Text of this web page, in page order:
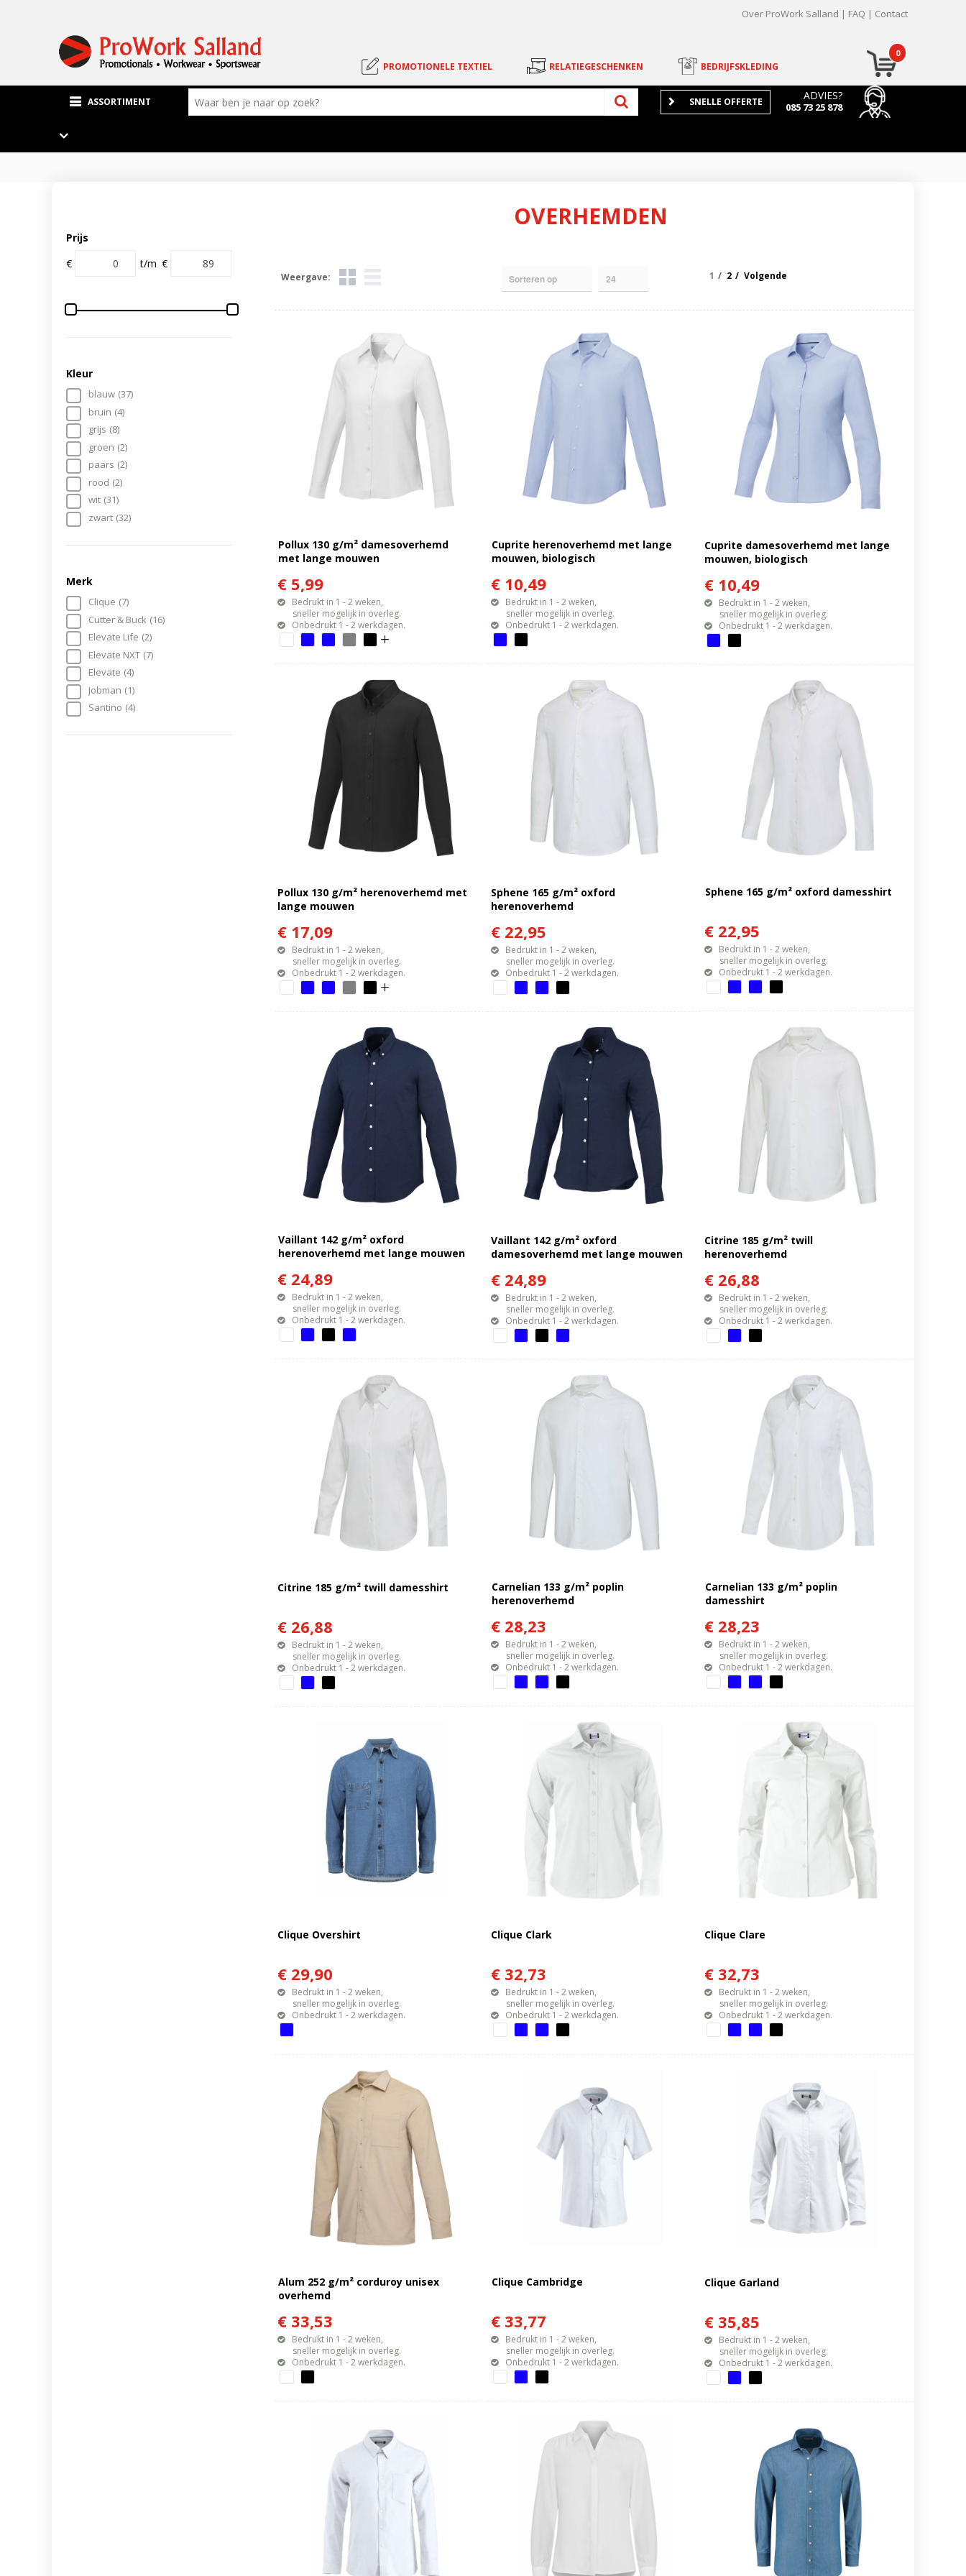
Over ProWork Salland FAQ Contact
0
PROMOTIONELE TEXTIEL RELATIEGESCHENKEN BEDRIJFSKLEDING
ASSORTIMENT ADVIES?
085 73 25 878
SNELLE OFFERTE
Prijs
€
t/m €
Kleur
blauw (37)
bruin (4)
grijs (8)
groen (2)
paars (2)
rood (2)
wit (31)
zwart (32)
Merk
Clique (7)
Cutter & Buck (16)
Elevate Life (2)
Elevate NXT (7)
Elevate (4)
Jobman (1)
Santino (4)
OVERHEMDEN
Weergave: 1 2 Volgende
Pollux 130 g/m² damesoverhemd
met lange mouwen
€ 5,99
Bedrukt in 1 - 2 weken,
sneller mogelijk in overleg.
Onbedrukt 1 - 2 werkdagen.
Cuprite herenoverhemd met lange
mouwen, biologisch
€ 10,49
Bedrukt in 1 - 2 weken,
sneller mogelijk in overleg.
Onbedrukt 1 - 2 werkdagen.
Cuprite damesoverhemd met lange
mouwen, biologisch
€ 10,49
Bedrukt in 1 - 2 weken,
sneller mogelijk in overleg.
Onbedrukt 1 - 2 werkdagen.
Pollux 130 g/m² herenoverhemd met
lange mouwen
€ 17,09
Bedrukt in 1 - 2 weken,
sneller mogelijk in overleg.
Onbedrukt 1 - 2 werkdagen.
Sphene 165 g/m² oxford
herenoverhemd
€ 22,95
Bedrukt in 1 - 2 weken,
sneller mogelijk in overleg.
Onbedrukt 1 - 2 werkdagen.
Sphene 165 g/m² oxford damesshirt
€ 22,95
Bedrukt in 1 - 2 weken,
sneller mogelijk in overleg.
Onbedrukt 1 - 2 werkdagen.
Vaillant 142 g/m² oxford
herenoverhemd met lange mouwen
€ 24,89
Bedrukt in 1 - 2 weken,
sneller mogelijk in overleg.
Onbedrukt 1 - 2 werkdagen.
Vaillant 142 g/m² oxford
damesoverhemd met lange mouwen
€ 24,89
Bedrukt in 1 - 2 weken,
sneller mogelijk in overleg.
Onbedrukt 1 - 2 werkdagen.
Citrine 185 g/m² twill
herenoverhemd
€ 26,88
Bedrukt in 1 - 2 weken,
sneller mogelijk in overleg.
Onbedrukt 1 - 2 werkdagen.
Citrine 185 g/m² twill damesshirt
€ 26,88
Bedrukt in 1 - 2 weken,
sneller mogelijk in overleg.
Onbedrukt 1 - 2 werkdagen.
Carnelian 133 g/m² poplin
herenoverhemd
€ 28,23
Bedrukt in 1 - 2 weken,
sneller mogelijk in overleg.
Onbedrukt 1 - 2 werkdagen.
Carnelian 133 g/m² poplin
damesshirt
€ 28,23
Bedrukt in 1 - 2 weken,
sneller mogelijk in overleg.
Onbedrukt 1 - 2 werkdagen.
Clique Overshirt
€ 29,90
Bedrukt in 1 - 2 weken,
sneller mogelijk in overleg.
Onbedrukt 1 - 2 werkdagen.
Clique Clark
€ 32,73
Bedrukt in 1 - 2 weken,
sneller mogelijk in overleg.
Onbedrukt 1 - 2 werkdagen.
Clique Clare
€ 32,73
Bedrukt in 1 - 2 weken,
sneller mogelijk in overleg.
Onbedrukt 1 - 2 werkdagen.
Alum 252 g/m² corduroy unisex
overhemd
€ 33,53
Bedrukt in 1 - 2 weken,
sneller mogelijk in overleg.
Onbedrukt 1 - 2 werkdagen.
Clique Cambridge
€ 33,77
Bedrukt in 1 - 2 weken,
sneller mogelijk in overleg.
Onbedrukt 1 - 2 werkdagen.
Clique Garland
€ 35,85
Bedrukt in 1 - 2 weken,
sneller mogelijk in overleg.
Onbedrukt 1 - 2 werkdagen.